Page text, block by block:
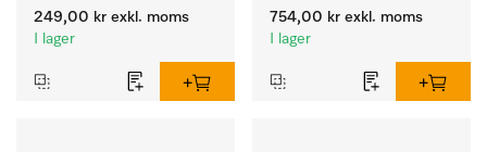
interna avhärdaren.
249,00 kr exkl. moms
I lager
smuts på porslin, bestick
och glas.
754,00 kr exkl. moms
I lager